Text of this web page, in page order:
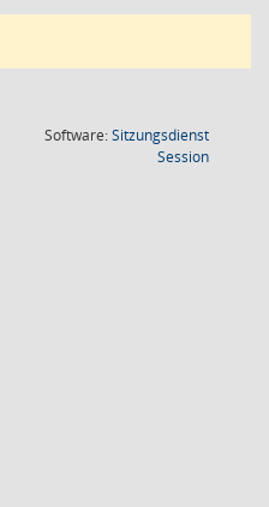
Software:Sitzungsdienst
Session(Wird in